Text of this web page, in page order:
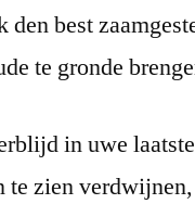
best
te gronde
in uwe
te zien